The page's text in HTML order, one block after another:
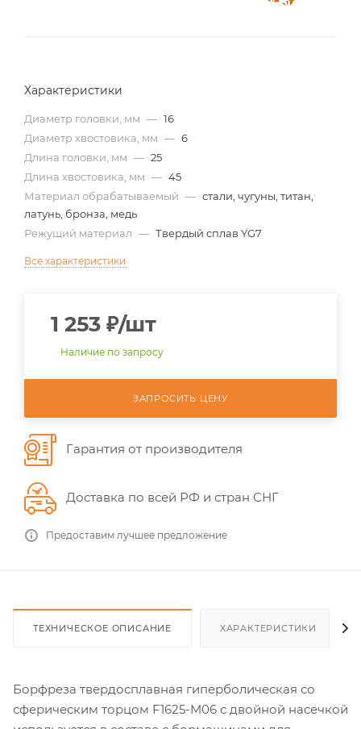
Характеристики
Диаметр головки, мм — 16
Диаметр хвостовика, мм — 6
Длина головки, мм — 25
Длина хвостовика, мм — 45
Материал обрабатываемый — стали, чугуны, титан,
латунь, бронза, медь
Режущий материал — Твердый сплав YG7
Все характеристики
1 253 ₽/шт
Наличие по запросу
ЗАПРОСИТЬ ЦЕНУ
Гарантия от производителя
Доставка по всей РФ и стран СНГ
Предоставим лучшее предложение
ТЕХНИЧЕСКОЕ ОПИСАНИЕ ХАРАКТЕРИСТИКИ
Борфреза твердосплавная гиперболическая со
сферическим торцом F1625-M06 с двойной насечкой